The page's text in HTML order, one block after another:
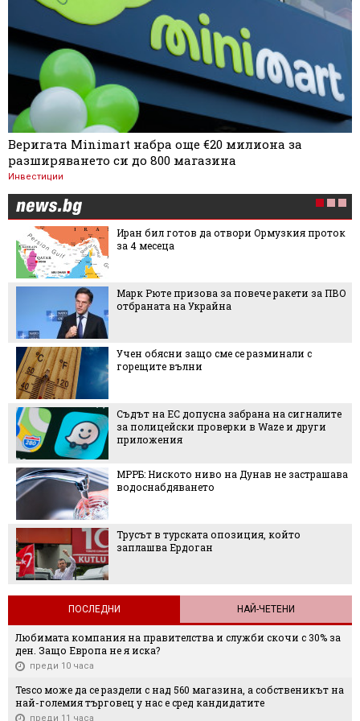
Веригата Minimart набра още €20 милиона за
разширяването си до 800 магазина
Инвестиции
Иран бил готов да отвори Ормузкия проток
за 4 месеца
Марк Рюте призова за повече ракети за ПВО
отбраната на Украйна
Учен обясни защо сме се разминали с
горещите вълни
Съдът на ЕС допусна забрана на сигналите
за полицейски проверки в Waze и други
приложения
МРРБ: Ниското ниво на Дунав не застрашава
водоснабдяването
Трусът в турската опозиция, който
заплашва Ердоган
ПОСЛЕДНИ НАЙ-ЧЕТЕНИ
Любимата компания на правителства и служби скочи с 30% за
ден. Защо Европа не я иска?
преди 10 часа
Tesco може да се раздели с над 560 магазина, а собственикът на
най-големия търговец у нас е сред кандидатите
преди 11 часа